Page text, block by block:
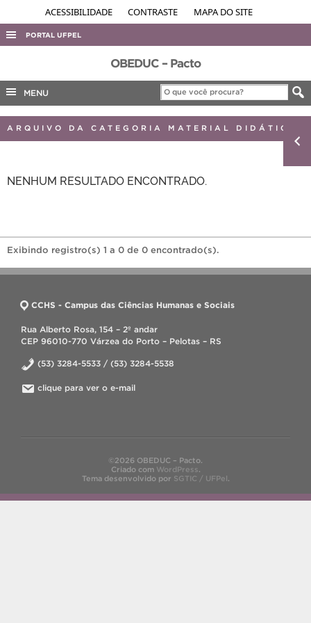
ACESSIBILIDADE CONTRASTE MAPA DO SITE
PORTAL UFPEL
ACESSO À INFORMAÇÃO
AUDITORIA
COBALTO
CONCURSOS
INTERNACIONAL
TELEFONES
OBEDUC – Pacto
MENU
ARQUIVO DA CATEGORIA MATERIAL DIDÁTICO
NENHUM RESULTADO ENCONTRADO.
Exibindo registro(s) 1 a 0 de 0 encontrado(s).
CCHS - Campus das Ciências Humanas e Sociais
Rua Alberto Rosa, 154 – 2º andar
CEP 96010-770 Várzea do Porto – Pelotas – RS
(53) 3284-5533 / (53) 3284-5538
clique para ver o e-mail
©2026 OBEDUC – Pacto.
Criado com WordPress.
Tema desenvolvido por SGTIC / UFPel.